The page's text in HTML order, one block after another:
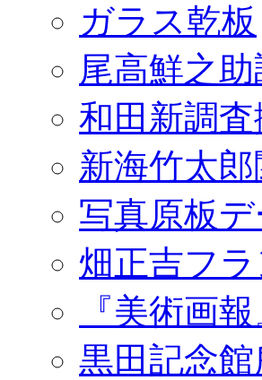
ガラス乾板
尾高鮮之
和田新調
新海竹太
写真原板
畑正吉フ
『美術画
黒田記念